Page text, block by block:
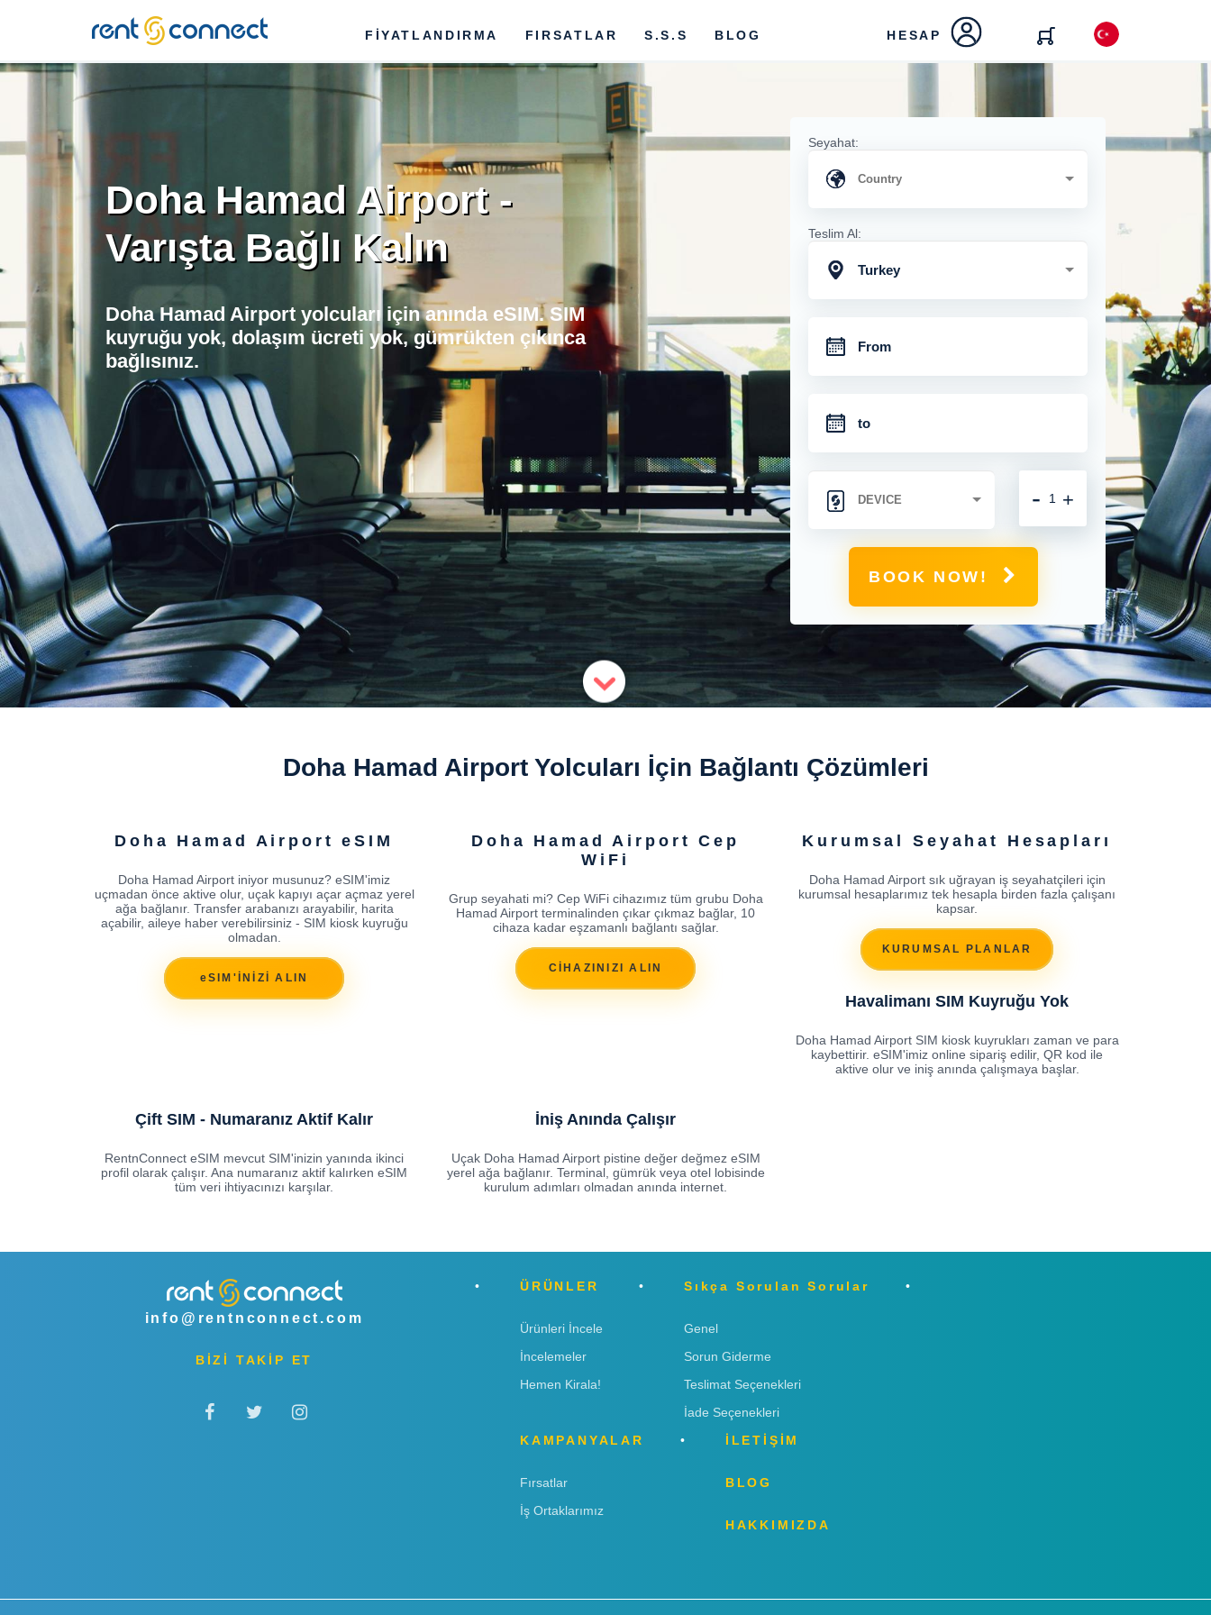
RENT'N
CONNECT
FİYATLANDIRMA FIRSATLAR S.S.S BLOG HESAP
Doha Hamad Airport -
Varışta Bağlı Kalın
Doha Hamad Airport yolcuları için anında eSIM. SIM
kuyruğu yok, dolaşım ücreti yok, gümrükten çıkınca
bağlısınız.
Seyahat:
Teslim Al:
Turkey
+
-
BOOK NOW!
Doha Hamad Airport Yolcuları İçin Bağlantı Çözümleri
Doha Hamad Airport eSIM
Doha Hamad Airport iniyor musunuz? eSIM'imiz
uçmadan önce aktive olur, uçak kapıyı açar açmaz yerel
ağa bağlanır. Transfer arabanızı arayabilir, harita
açabilir, aileye haber verebilirsiniz - SIM kiosk kuyruğu
olmadan.
eSIM'İNİZİ ALIN
Doha Hamad Airport Cep
WiFi
Grup seyahati mi? Cep WiFi cihazımız tüm grubu Doha
Hamad Airport terminalinden çıkar çıkmaz bağlar, 10
cihaza kadar eşzamanlı bağlantı sağlar.
CİHAZINIZI ALIN
Kurumsal Seyahat Hesapları
Doha Hamad Airport sık uğrayan iş seyahatçileri için
kurumsal hesaplarımız tek hesapla birden fazla çalışanı
kapsar.
KURUMSAL PLANLAR
Havalimanı SIM Kuyruğu Yok
Doha Hamad Airport SIM kiosk kuyrukları zaman ve para
kaybettirir. eSIM'imiz online sipariş edilir, QR kod ile
aktive olur ve iniş anında çalışmaya başlar.
Çift SIM - Numaranız Aktif Kalır
RentnConnect eSIM mevcut SIM'inizin yanında ikinci
profil olarak çalışır. Ana numaranız aktif kalırken eSIM
tüm veri ihtiyacınızı karşılar.
İniş Anında Çalışır
Uçak Doha Hamad Airport pistine değer değmez eSIM
yerel ağa bağlanır. Terminal, gümrük veya otel lobisinde
kurulum adımları olmadan anında internet.
info@rentnconnect.com
BİZİ TAKİP ET
ÜRÜNLER
Ürünleri İncele
İncelemeler
Hemen Kirala!
Sıkça Sorulan Sorular
Genel
Sorun Giderme
Teslimat Seçenekleri
İade Seçenekleri
KAMPANYALAR
Fırsatlar
İş Ortaklarımız
İLETİŞİM
BLOG
HAKKIMIZDA